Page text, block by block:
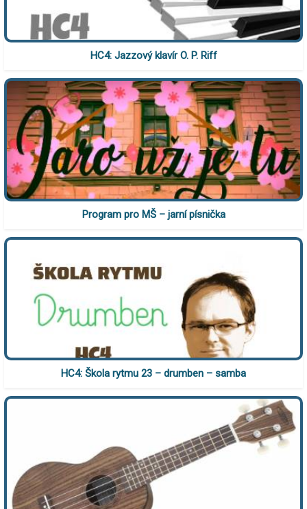
HC4: Jazzový klavír O. P. Riff
Program pro MŠ – jarní písnička
HC4: Škola rytmu 23 – drumben – samba